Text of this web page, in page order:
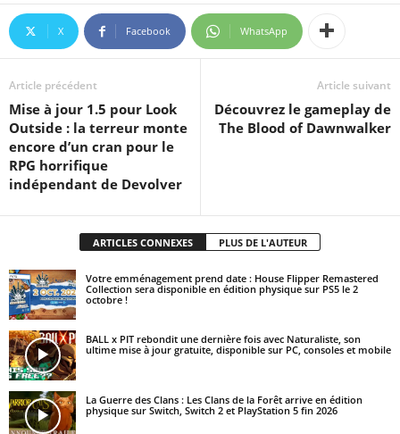
X Facebook WhatsApp
Article précédent
Mise à jour 1.5 pour Look
Outside : la terreur monte
encore d’un cran pour le
RPG horrifique
indépendant de Devolver
Article suivant
Découvrez le gameplay de
The Blood of Dawnwalker
ARTICLES CONNEXES PLUS DE L'AUTEUR
Votre emménagement prend date : House Flipper Remastered
Collection sera disponible en édition physique sur PS5 le 2
octobre !
BALL x PIT rebondit une dernière fois avec Naturaliste, son
ultime mise à jour gratuite, disponible sur PC, consoles et mobile
La Guerre des Clans : Les Clans de la Forêt arrive en édition
physique sur Switch, Switch 2 et PlayStation 5 fin 2026